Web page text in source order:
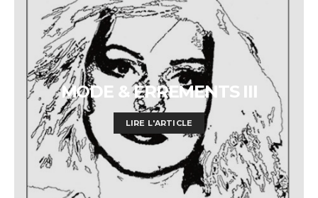
MODE & ERREMENTS III
LIRE L'ARTICLE